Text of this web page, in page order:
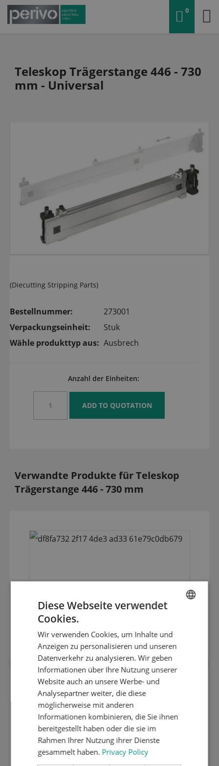
0
Teleskop Trägerstange 446 - 730
mm - Universal
(Diecutting Stripping Parts)
Bestellnummer:
273001
Verpackungseinheit:
Stuk
Wähle produkttyp aus: Ausbrech
Anzahl der Einheiten:
Verwandte Produkte für Teleskop
Trägerstange 446 - 730 mm
Trägerstange L = 789 mm
DUTCH
Diese Webseite verwendet
Cookies.
Wir verwenden Cookies, um Inhalte und
Anzeigen zu personalisieren und unseren
Datenverkehr zu analysieren. Wir geben
Informationen über Ihre Nutzung unserer
Website auch an unsere Werbe- und
Analysepartner weiter, die diese
möglicherweise mit anderen
Informationen kombinieren, die Sie ihnen
bereitgestellt haben oder die sie im
Rahmen Ihrer Nutzung ihrer Dienste
gesammelt haben. Privacy Policy